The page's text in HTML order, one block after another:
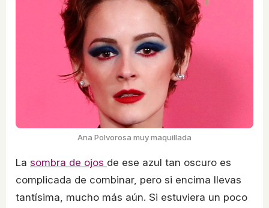
Ana Polvorosa muy maquillada
La sombra de ojos de ese azul tan oscuro es
complicada de combinar, pero si encima llevas
tantísima, mucho más aún. Si estuviera un poco